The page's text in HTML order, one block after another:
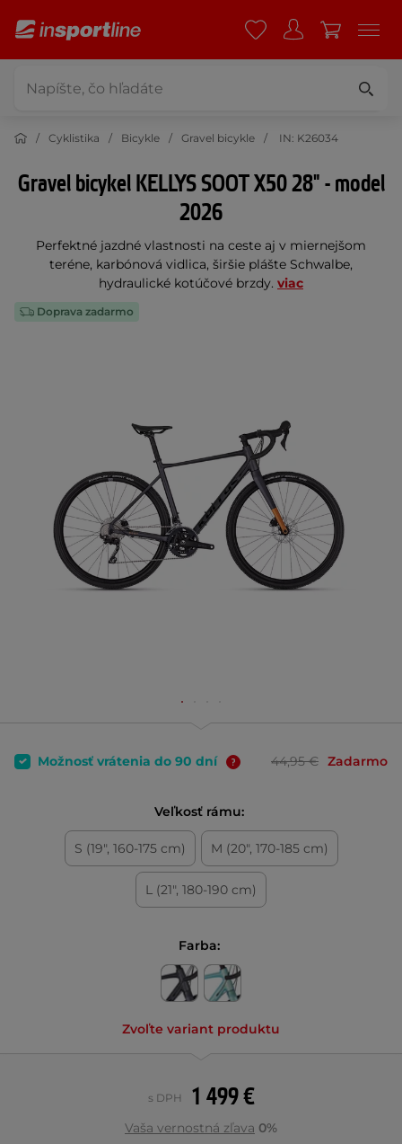
Cyklistika Bicykle Gravel bicykle IN: K26034
Gravel bicykel KELLYS SOOT X50 28" - model
2026
Perfektné jazdné vlastnosti na ceste aj v miernejšom
teréne, karbónová vidlica, širšie plášte Schwalbe,
hydraulické kotúčové brzdy. viac
Doprava zadarmo
Možnosť vrátenia do 90 dní 44,95 € Zadarmo
Veľkosť rámu:
S (19", 160-175 cm) M (20", 170-185 cm)
L (21", 180-190 cm)
Farba:
Zvoľte variant produktu
1 499 €
s DPH
Vaša vernostná zľava 0%